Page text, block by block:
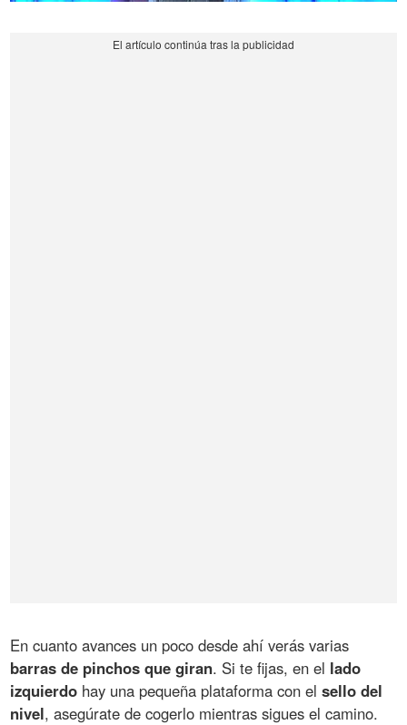
En cuanto avances un poco desde ahí verás varias
barras de pinchos que giran. Si te fijas, en el lado
izquierdo hay una pequeña plataforma con elsello del
nivel, asegúrate de cogerlo mientras sigues el camino.